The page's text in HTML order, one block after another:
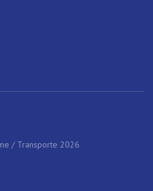
/ Transporte 2026